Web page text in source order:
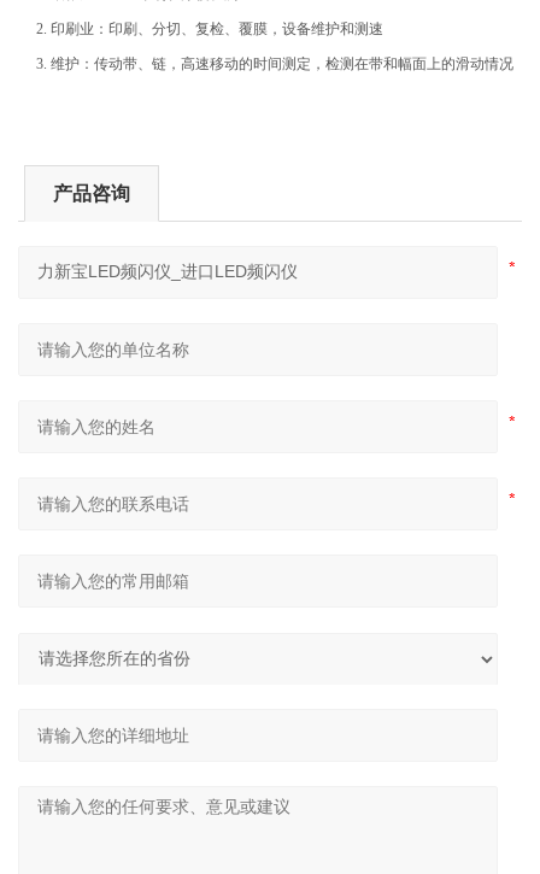
2. 印刷业：印刷、分切、复检、覆膜，设备维护和测速
3.维护：传动带、链，高速移动的时间测定，检测在带和幅面上的滑动情况
产品咨询